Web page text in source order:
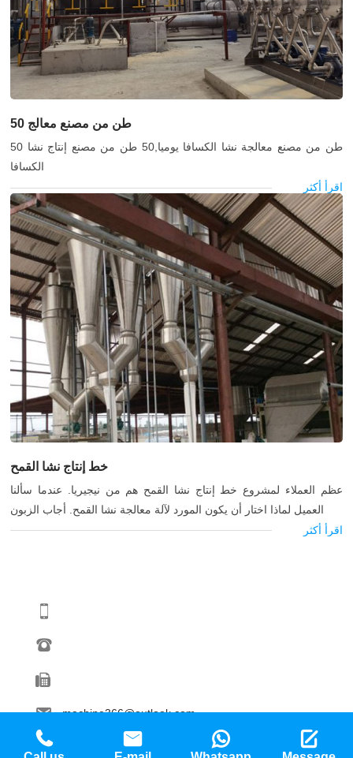
50 طن من مصنع معالج
50 طن من مصنع معالجة نشا الكسافا يوميا,50 طن من مصنع إنتاج نشا
الكسافا
اقرأ أكثر
خط إنتاج نشا القمح
عظم العملاء لمشروع خط إنتاج نشا القمح هم من نيجيريا. عندما سألنا
العميل لماذا اختار أن يكون المورد لآلة معالجة نشا القمح. أجاب الزبون
اقرأ أكثر
machine366@outlook.com